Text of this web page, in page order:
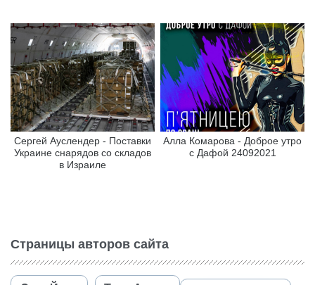
Сергей Ауслендер - Поставки
Украине снарядов со складов
в Израиле
Алла Комарова - Доброе утро
с Дафой 24092021
Страницы авторов сайта